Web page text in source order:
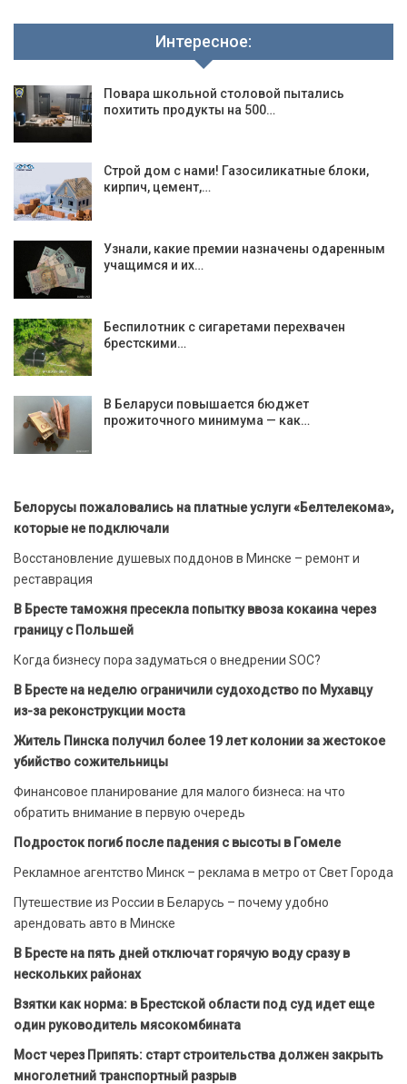
Интересное:
Повара школьной столовой пытались
похитить продукты на 500…
Строй дом с нами! Газосиликатные блоки,
кирпич, цемент,…
Узнали, какие премии назначены одаренным
учащимся и их…
Беспилотник с сигаретами перехвачен
брестскими…
В Беларуси повышается бюджет
прожиточного минимума — как…
Белорусы пожаловались на платные услуги «Белтелекома»,
которые не подключали
Восстановление душевых поддонов в Минске – ремонт и
реставрация
В Бресте таможня пресекла попытку ввоза кокаина через
границу с Польшей
Когда бизнесу пора задуматься о внедрении SOC?
В Бресте на неделю ограничили судоходство по Мухавцу
из-за реконструкции моста
Житель Пинска получил более 19 лет колонии за жестокое
убийство сожительницы
Финансовое планирование для малого бизнеса: на что
обратить внимание в первую очередь
Подросток погиб после падения с высоты в Гомеле
Рекламное агентство Минск – реклама в метро от Свет Города
Путешествие из России в Беларусь – почему удобно
арендовать авто в Минске
В Бресте на пять дней отключат горячую воду сразу в
нескольких районах
Взятки как норма: в Брестской области под суд идет еще
один руководитель мясокомбината
Мост через Припять: старт строительства должен закрыть
многолетний транспортный разрыв